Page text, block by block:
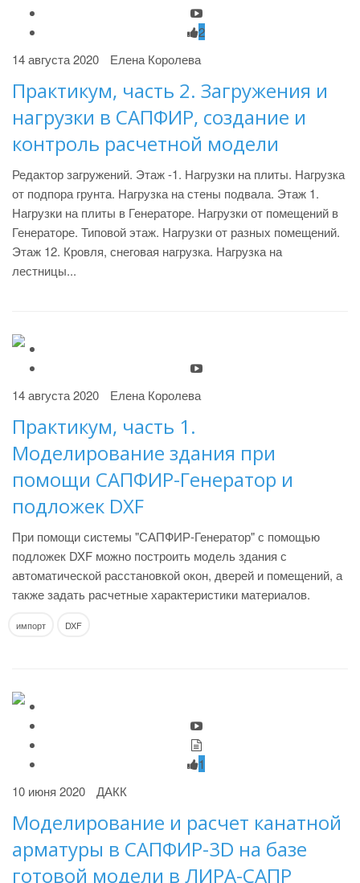
2
14 августа 2020
Елена Королева
Практикум, часть 2. Загружения и
нагрузки в САПФИР, создание и
контроль расчетной модели
Редактор загружений. Этаж -1. Нагрузки на плиты. Нагрузка
от подпора грунта. Нагрузка на стены подвала. Этаж 1.
Нагрузки на плиты в Генераторе. Нагрузки от помещений в
Генераторе. Типовой этаж. Нагрузки от разных помещений.
Этаж 12. Кровля, снеговая нагрузка. Нагрузка на
лестницы...
14 августа 2020 Елена Королева
Практикум, часть 1.
Моделирование здания при
помощи САПФИР-Генератор и
подложек DXF
При помощи системы "САПФИР-Генератор" с помощью
подложек DXF можно построить модель здания с
автоматической расстановкой окон, дверей и помещений, а
также задать расчетные характеристики материалов.
импорт DXF
1
10 июня 2020
ДАКК
Моделирование и расчет канатной
арматуры в САПФИР-3D на базе
готовой модели в ЛИРА-САПР